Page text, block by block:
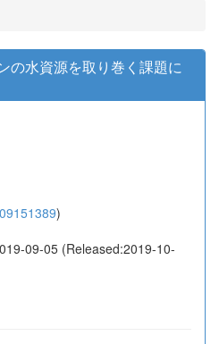
の水資源を取り巻く課題に
)
09-05 (Released:2019-10-